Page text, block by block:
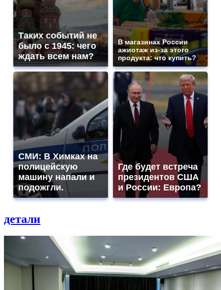
Таких событий не
было с 1945: чего
ждать всем нам?
В магазинах России
ажиотаж из-за этого
продукта: что купить?
СМИ: В Химках на
полицейскую
машину напали и
подожгли.
Где будет встреча
президентов США
и России: Европа?
детали